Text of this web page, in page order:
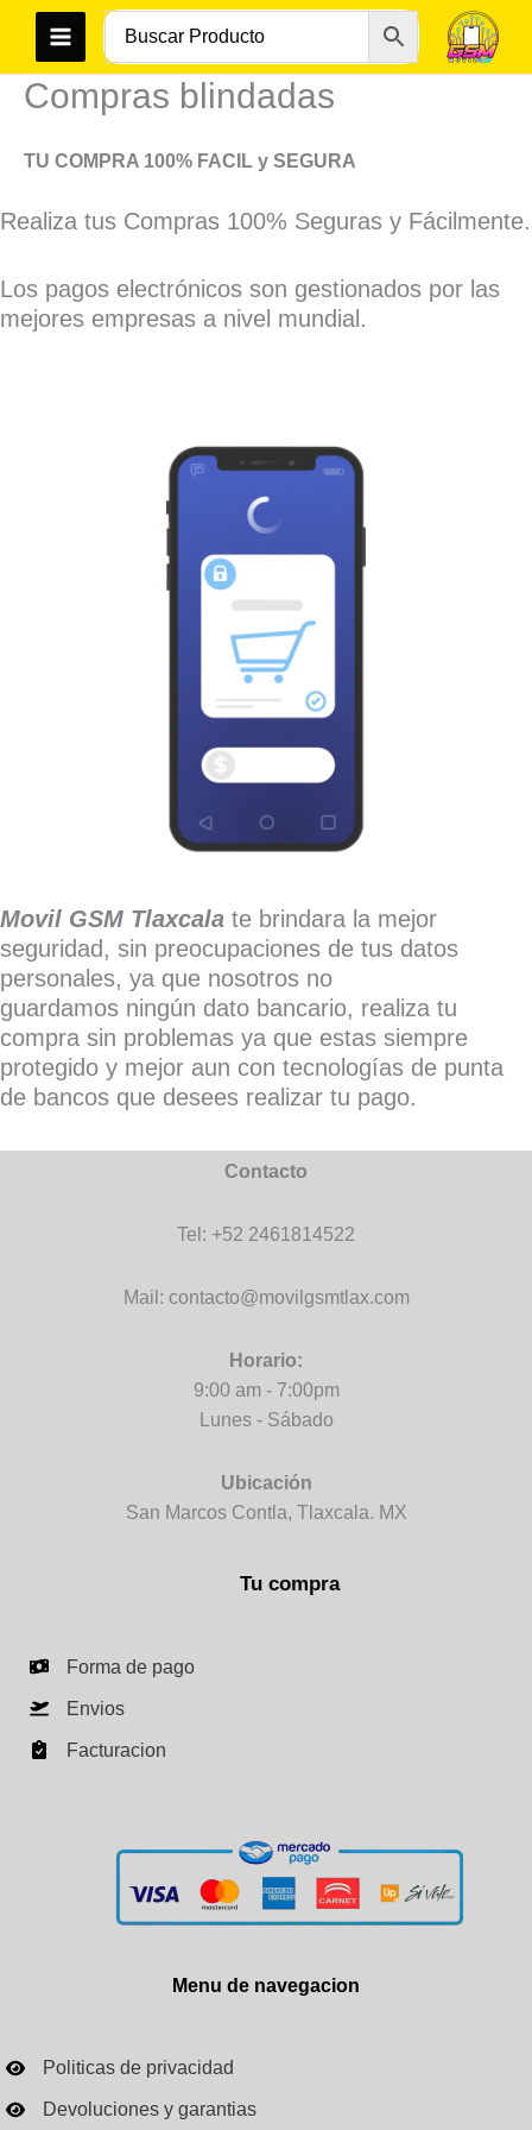
contenido
Compras blindadas
TU COMPRA 100% FACIL y SEGURA
Realiza tus Compras 100% Seguras y Fácilmente.
Los pagos electrónicos son gestionados por las
mejores empresas a nivel mundial.
Movil GSM Tlaxcala te brindara la mejor
seguridad, sin preocupaciones de tus datos
personales, ya que nosotros no
guardamos ningún dato bancario, realiza tu
compra sin problemas ya que estas siempre
protegido y mejor aun con tecnologías de punta
de bancos que desees realizar tu pago.
Contacto
Tel: +52 2461814522
Mail: contacto@movilgsmtlax.com
Horario:
9:00 am - 7:00pm
Lunes - Sábado
Ubicación
San Marcos Contla, Tlaxcala. MX
Tu compra
Forma de pago
Envios
Facturacion
Menu de navegacion
Politicas de privacidad
Devoluciones y garantias